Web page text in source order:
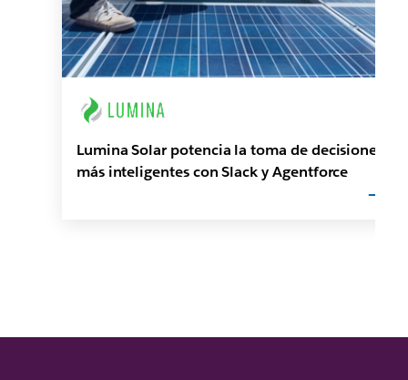
Lumina Solar potencia la toma de decisiones
más inteligentes con Slack y Agentforce